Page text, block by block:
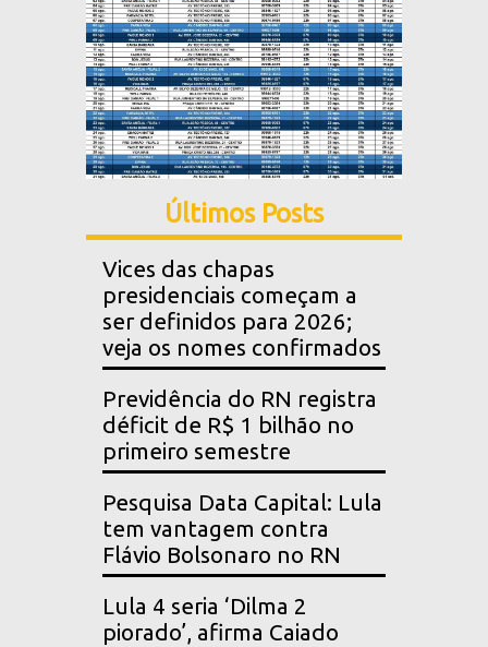
Últimos Posts
Vices das chapas
presidenciais começam a
ser definidos para 2026;
veja os nomes confirmados
Previdência do RN registra
déficit de R$ 1 bilhão no
primeiro semestre
Pesquisa Data Capital: Lula
tem vantagem contra
Flávio Bolsonaro no RN
Lula 4 seria ‘Dilma 2
piorado’, afirma Caiado